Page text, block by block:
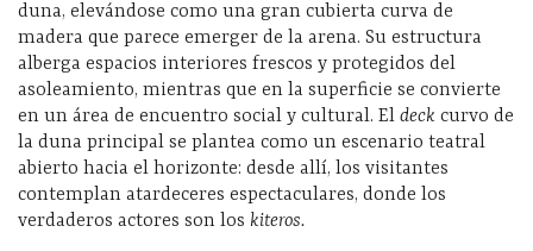
duna, elevándose como una gran cubierta curva de
madera que parece emerger de la arena. Su estructura
alberga espacios interiores frescos y protegidos del
asoleamiento, mientras que en la superficie se convierte
en un área de encuentro social y cultural. El deck curvo de
la duna principal se plantea como un escenario teatral
abierto hacia el horizonte: desde allí, los visitantes
contemplan atardeceres espectaculares, donde los
verdaderos actores son los kiteros.